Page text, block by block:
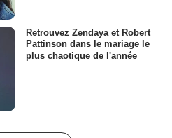
Retrouvez Zendaya et Robert
Pattinson dans le mariage le
plus chaotique de l'année